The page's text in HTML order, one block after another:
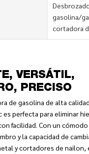
gasolina/
cortadora
VERSÁTIL,
PRECISO
de gasolina de alta
perfecta para eliminar
facilidad. Con un
y la capacidad de
y cortadores de nailon,